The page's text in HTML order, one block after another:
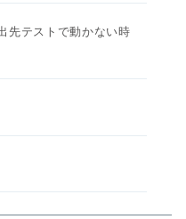
先テストで動かない時